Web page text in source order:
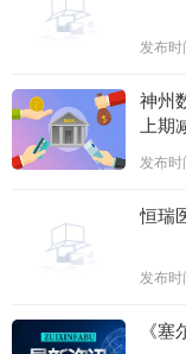
发布时
神州
上期
发布时
恒瑞
发布时
《